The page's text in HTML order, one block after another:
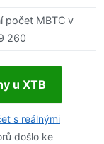
počet MBTC v
260
u XTB
s reálnými
došlo ke